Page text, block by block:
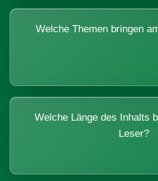
Welche Themen bringen
Welche Länge des Inhalts
Leser?